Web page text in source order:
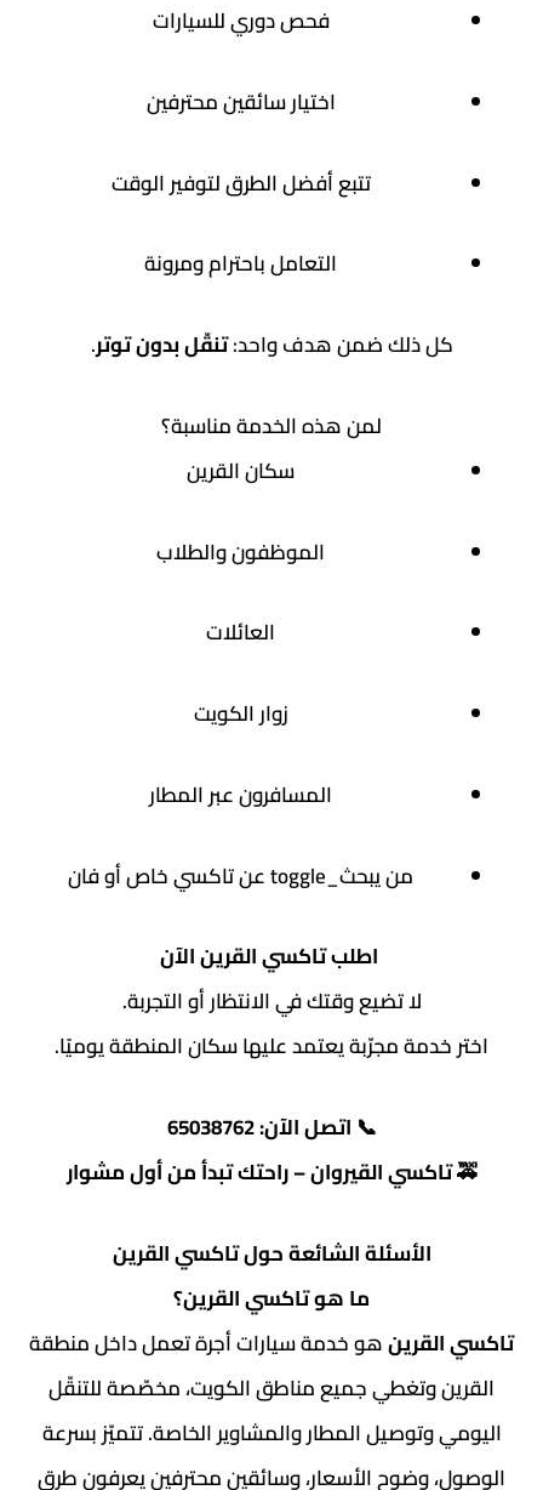
فحص دوري للسيارات
اختيار سائقين محترفين
تتبع أفضل الطرق لتوفير الوقت
التعامل باحترام ومرونة
كل ذلك ضمن هدف واحد:تنقّل بدون توتر.
لمن هذه الخدمة مناسبة؟
سكان القرين
الموظفون والطلاب
العائلات
زوار الكويت
المسافرون عبر المطار
من يبحث_toggle عن تاكسي خاص أو فان
اطلب تاكسي القرين الآن
لا تضيع وقتك في الانتظار أو التجربة.
اختر خدمة مجرّبة يعتمد عليها سكان المنطقة يوميًا.
📞 اتصل الآن: 65038762
🚕تاكسي القيروان – راحتك تبدأ من أول مشوار
الأسئلة الشائعة حول تاكسي القرين
ما هو تاكسي القرين؟
تاكسي القرينهو خدمة سيارات أجرة تعمل داخل منطقة
القرين وتغطي جميع مناطق الكويت، مخصّصة للتنقّل
اليومي وتوصيل المطار والمشاوير الخاصة. تتميّز بسرعة
الوصول، وضوح الأسعار، وسائقين محترفين يعرفون طرق